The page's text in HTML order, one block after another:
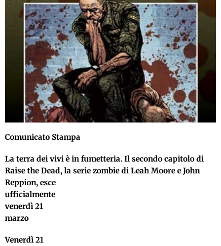
Comunicato Stampa
La terra dei vivi è in fumetteria. Il secondo capitolo di
Raise the Dead, la serie zombie di Leah Moore e John
Reppion, esce
ufficialmente
venerdì 21
marzo
Venerdì 21